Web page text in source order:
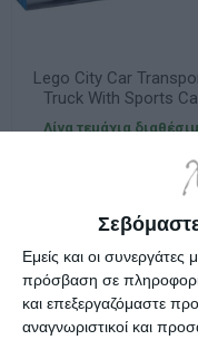
Εμείς και οι
πρόσβαση σε
και επεξεργαζόμαστε
αναγνωριστικοί και
Lego City Car
Truck With Sports
60408
Λίγα τεμάχια